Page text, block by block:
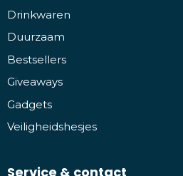
Drinkwaren
Duurzaam
Bestsellers
Giveaways
Gadgets
Veiligheidshesjes
Service & contact